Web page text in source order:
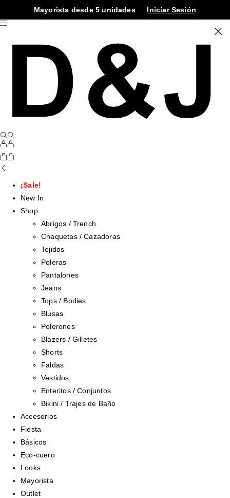
Mayorista desde 5 unidades Iniciar Sesión
¡Sale!
New In
Shop
Abrigos / Trench
Chaquetas / Cazadoras
Tejidos
Poleras
Pantalones
Jeans
Tops / Bodies
Blusas
Polerones
Blazers / Gilletes
Shorts
Faldas
Vestidos
Enteritos / Conjuntos
Bikini / Trajes de Baño
Accesorios
Fiesta
Básicos
Eco-cuero
Looks
Mayorista
Outlet